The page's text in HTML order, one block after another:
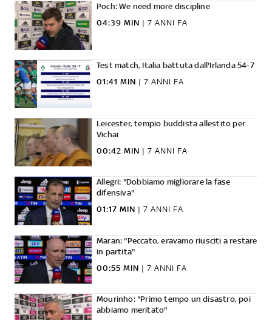
Poch: We need more discipline
04:39 MIN | 7 ANNI FA
Test match, Italia battuta dall'Irlanda 54-7
01:41 MIN | 7 ANNI FA
Leicester, tempio buddista allestito per
Vichai
00:42 MIN | 7 ANNI FA
Allegri: "Dobbiamo migliorare la fase
difensiva"
01:17 MIN | 7 ANNI FA
Maran: "Peccato, eravamo riusciti a restare
in partita"
00:55 MIN | 7 ANNI FA
Mourinho: "Primo tempo un disastro, poi
abbiamo meritato"